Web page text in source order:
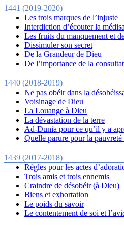
1441 (2019-2020)
Les trois marques de l’injuste
Interdiction d’écouter la
Les fruits du manquement et
Dissimuler son secret
De la Grandeur de Dieu
De l’importance de la
1440 (2018-2019)
Ne pas obéir dans la
Voisinage de Dieu
La Louange à Dieu
La dévastation de la terre
Ad-Dunia pour ce qu’il y a
Quelle parure pour la pauvreté
1439 (2017-2018)
Règles pour les actes
Trois amis et trois ennemis
Craindre de désobéir (à Dieu)
Biens et exhortation
Le poids du savoir
Le contentement de soi et